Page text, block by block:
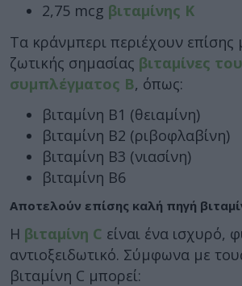
2,75 mcg βιταμίνης Κ
Τα κράνμπερι περιέχουν επίσης
ζωτικής σημασίας βιταμίνες του
συμπλέγματος Β, όπως:
βιταμίνη Β1 (θειαμίνη)
βιταμίνη Β2 (ριβοφλαβίνη)
βιταμίνη Β3 (νιασίνη)
βιταμίνη Β6
Αποτελούν επίσης καλή πηγή
Η βιταμίνη C είναι ένα ισχυρό,
αντιοξειδωτικό. Σύμφωνα με
βιταμίνη C μπορεί: